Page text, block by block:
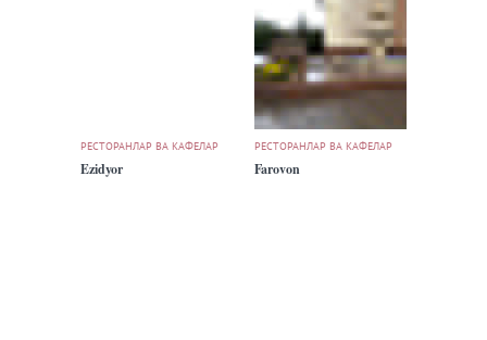
РЕСТОРАНЛАР ВА КАФЕЛАР
Ezidyor
РЕСТОРАНЛАР ВА КАФЕЛАР
Farovon